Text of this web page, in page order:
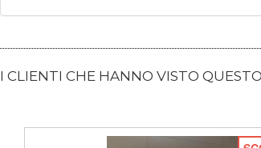
I CLIENTI CHE HANNO VISTO